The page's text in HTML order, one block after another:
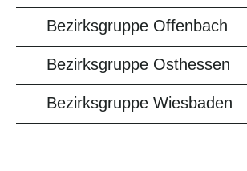
Bezirksgruppe Offenbach
Bezirksgruppe Osthessen
Bezirksgruppe Wiesbaden